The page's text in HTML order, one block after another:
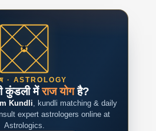
· ASTROLOGY
कुंडली मेंराज योगहै?
Kundli , kundli matching & daily
expert astrologers online at
Astrologics.